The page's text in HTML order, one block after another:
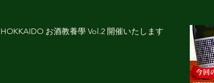
HOKKAIDO お酒教養學 Vol.2 開催いたします